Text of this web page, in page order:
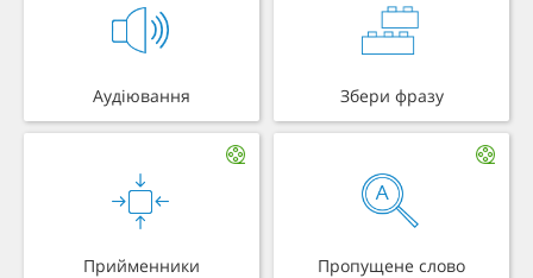
Аудіювання Збери фразу
Прийменники Пропущене слово